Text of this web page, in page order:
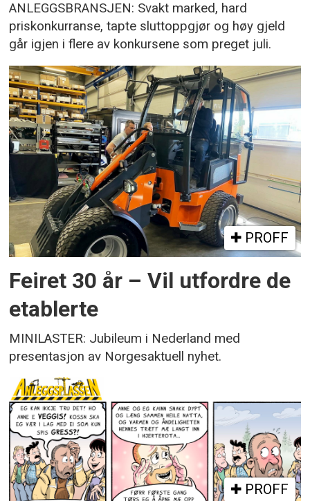
ANLEGGSBRANSJEN: Svakt marked, hard
priskonkurranse, tapte sluttoppgjør og høy gjeld
går igjen i flere av konkursene som preget juli.
PROFF
Feiret 30 år – Vil utfordre de
etablerte
MINILASTER: Jubileum i Nederland med
presentasjon av Norgesaktuell nyhet.
PROFF